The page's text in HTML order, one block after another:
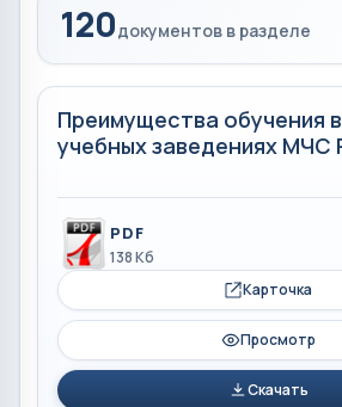
120документов в разделе
Преимущества обучения
учебных заведениях МЧС
PDF
138 Кб
Карточка
Просмотр
Скачать